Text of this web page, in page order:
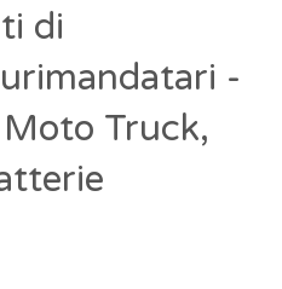
di
-
Truck,